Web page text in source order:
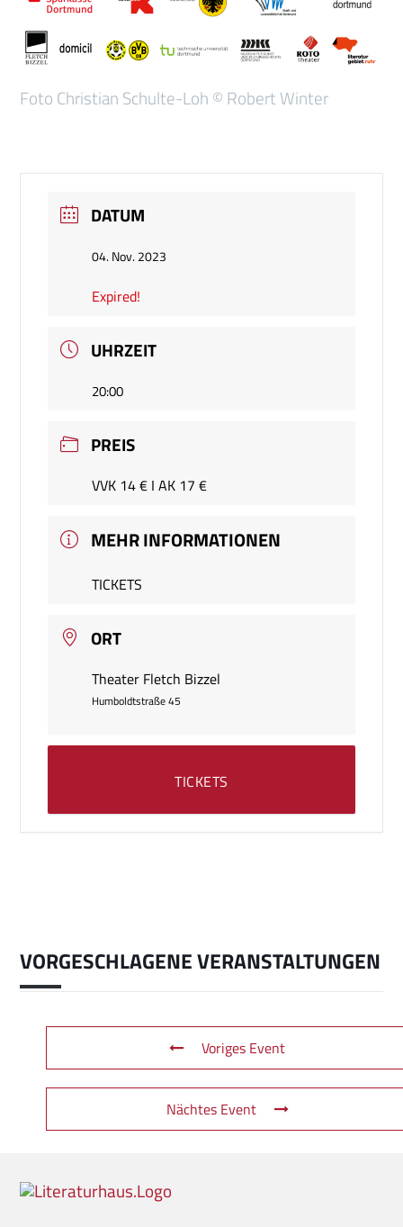
Foto Christian Schulte-Loh © Robert Winter
DATUM
04. Nov. 2023
Expired!
UHRZEIT
20:00
PREIS
VVK 14 € I AK 17 €
MEHR INFORMATIONEN
TICKETS
ORT
Theater Fletch Bizzel
Humboldtstraße 45
TICKETS
VORGESCHLAGENE VERANSTALTUNGEN
Voriges Event
Nächtes Event